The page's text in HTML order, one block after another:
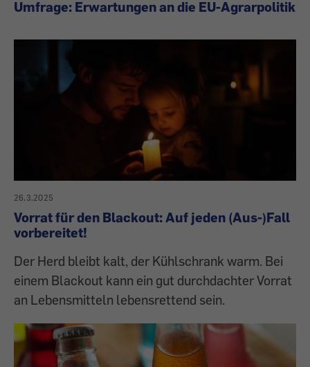
Umfrage: Erwartungen an die EU-Agrarpolitik
26.3.2025
Vorrat für den Blackout: Auf jeden (Aus-)Fall
vorbereitet!
Der Herd bleibt kalt, der Kühlschrank warm. Bei
einem Blackout kann ein gut durchdachter Vorrat
an Lebensmitteln lebensrettend sein.